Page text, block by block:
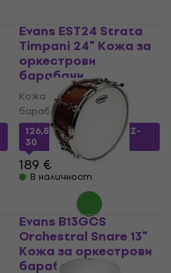
Evans EST24 Strata
Timpani 24" Кожа за
оркестрови
барабани
Кожа за оркестрови
барабани
126,50 €с код MUZMUZ-
30
189 €
В наличност
Evans B13GCS
Orchestral Snare 13"
Кожа за оркестрови
барабани